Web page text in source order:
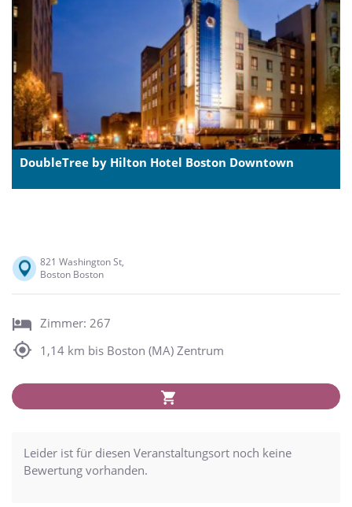
DoubleTree by Hilton Hotel Boston Downtown
821 Washington St,
Boston Boston
Zimmer: 267
1,14 km bis Boston (MA) Zentrum
Leider ist für diesen Veranstaltungsort noch keine
Bewertung vorhanden.